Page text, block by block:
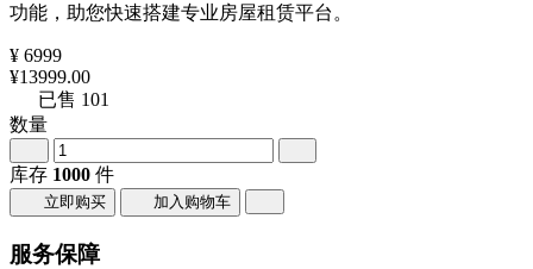
功能，助您快速搭建专业房屋租赁平台。
¥ 6999
¥13999.00
已售 101
数量
库存 1000 件
立即购买 加入购物车
服务保障